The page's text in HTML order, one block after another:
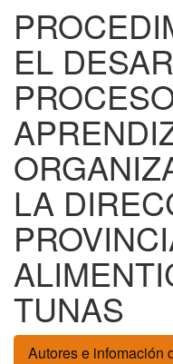
EL
LA
TUNAS
Autores e infomación